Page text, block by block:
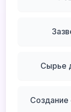
Сырье
Создание